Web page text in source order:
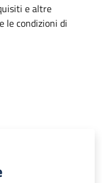
e altre
le condizioni di